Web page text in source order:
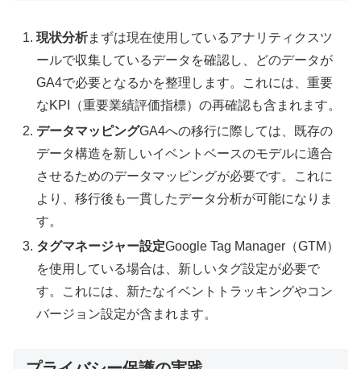
現状分析まずは現在使用しているアナリティクスツ
ールで収集しているデータを確認し、どのデータが
GA4で必要となるかを整理します。これには、重要
なKPI（重要業績評価指標）の再確認も含まれます。
データマッピングGA4への移行に際しては、既存の
データ構造を新しいイベントベースのモデルに適合
させるためのデータマッピングが必要です。これに
より、移行後も一貫したデータ分析が可能になりま
す。
タグマネージャー設定Google Tag Manager（GTM）
を使用している場合は、新しいタグ設定が必要で
す。これには、新たなイベントトラッキングやコン
バージョン設定が含まれます。